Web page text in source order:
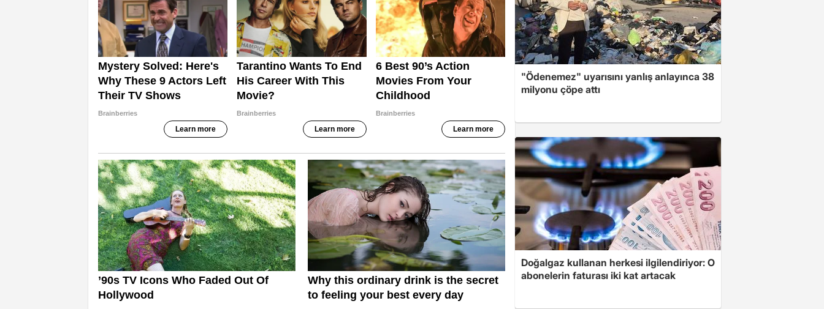
"Ödenemez" uyarısını yanlış anlayınca 38
milyonu çöpe attı
Doğalgaz kullanan herkesi ilgilendiriyor: O
abonelerin faturası iki kat artacak